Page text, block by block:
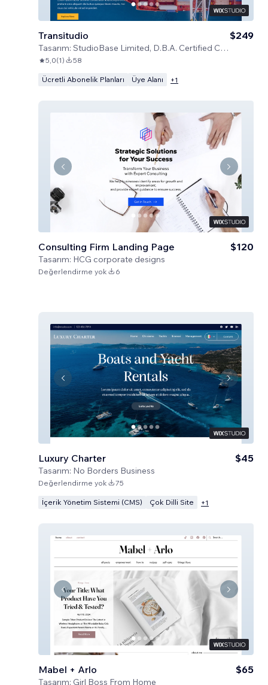
Transitudio
Tasarım: StudioBase Limited, D.B.A. Certified Code
$249
5,0(1) 58
Ücretli Abonelik Planları Üye Alanı +1
Consulting Firm Landing Page
Tasarım: HCG corporate designs
$120
Değerlendirme yok 6
Luxury Charter
Tasarım: No Borders Business
$45
Değerlendirme yok 75
İçerik Yönetim Sistemi (CMS) Çok Dilli Site +1
Mabel + Arlo
Tasarım: Girl Boss From Home
$65